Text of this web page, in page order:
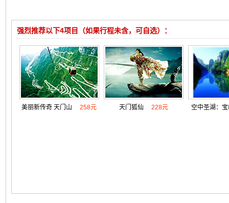
强烈推荐以下4项目（如果行程未含，可自选）：
美丽新传奇 天门山 258元 天门狐仙 228元 空中圣湖：